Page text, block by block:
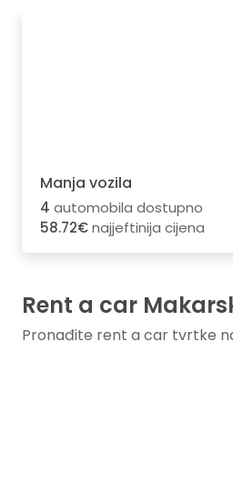
Manja vozila
4 automobila dostupno
58.72€najjeftinija cijena
Rent a car
Pronađite rent a car tvrtke